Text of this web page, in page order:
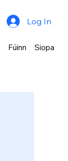
Log In
Fúinn Siopa